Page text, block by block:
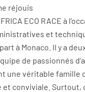
réjouis
ECO RACE à
et
à Monaco. II y a
de passionnés
une véritable famille
et conviviale. Surtout,